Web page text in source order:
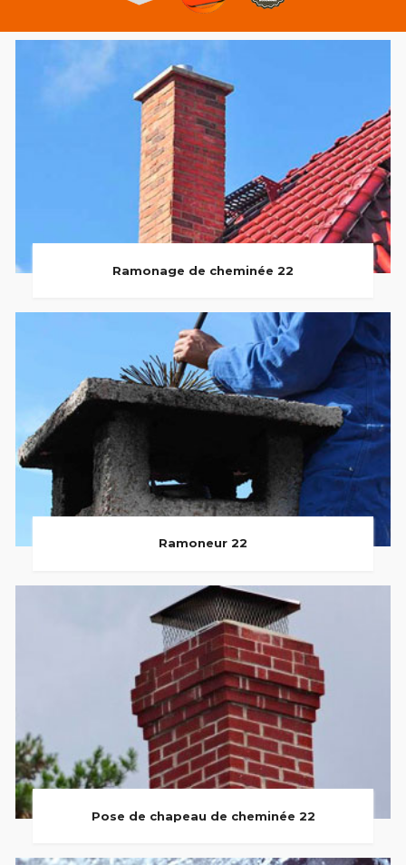
Ramonage de cheminée 22
Ramoneur 22
Pose de chapeau de cheminée 22